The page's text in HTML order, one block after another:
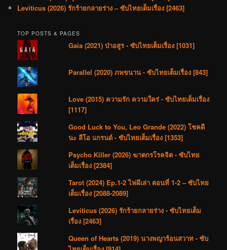
Leviticus (2026) รักร้ายกลายร่าง – ซับไทยเต็มเรื่อง [2463]
TOP POSTS & PAGES
Gaia (2021) ป่าอสูร - ซับไทยเต็มเรื่อง [1031]
Parallel (2020) ภพขนาน - ซับไทยเต็มเรื่อง [843]
Love (2015) ความรัก ความใคร่ - ซับไทยเต็มเรื่อง
[1117]
Good Luck to You, Leo Grande (2022) โชคดี
นะ ลีโอ แกรนด์ - ซับไทยเต็มเรื่อง [1353]
Psycho Killer (2026) ฆาตกรโรคจิต - ซับไทย
เต็มเรื่อง [2384]
Tarot (2024) Ep.1-2 ไพ่ผีเล่า ตอนที่ 1-2 – ซับไทย
เต็มเรื่อง [2088-2089]
Leviticus (2026) รักร้ายกลายร่าง - ซับไทยเต็ม
เรื่อง [2463]
Queen of Hearts (2019) นางพญาร้อนสวาท - ซับ